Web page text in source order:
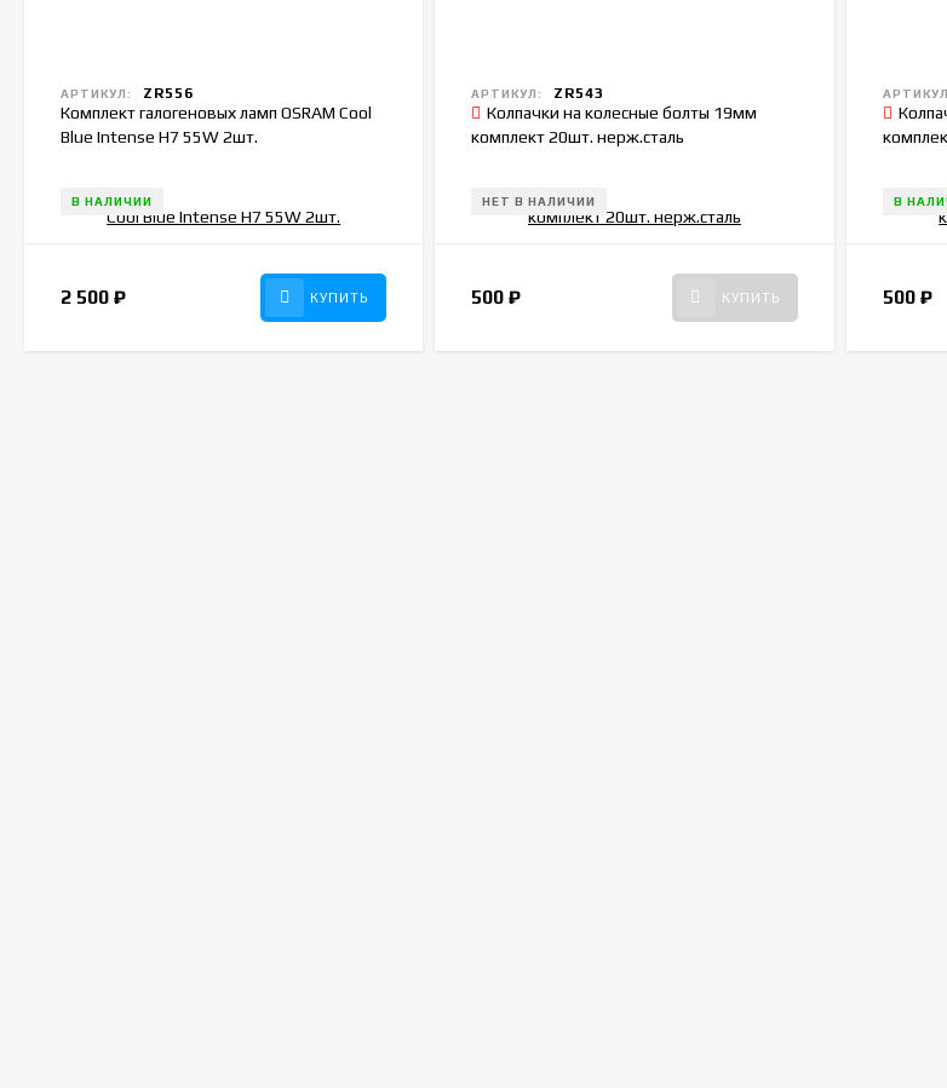
АРТИКУЛ: ZR556
Комплект галогеновых ламп OSRAM Cool
Blue Intense H7 55W 2шт.
В НАЛИЧИИ
2 500 ₽ КУПИТЬ
АРТИКУЛ: ZR543
Колпачки на колесные болты 19мм
комплект 20шт. нерж.сталь
НЕТ В НАЛИЧИИ
500₽ КУПИТЬ
В
500 ₽